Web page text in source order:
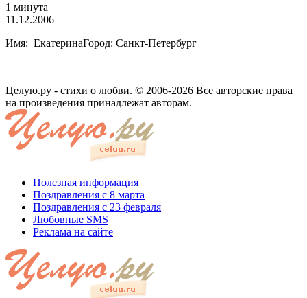
1 минута
11.12.2006
Имя: ЕкатеринаГород: Санкт-Петербург
Целую.ру - стихи о любви. © 2006-2026 Все авторские права
на произведения принадлежат авторам.
Полезная информация
Поздравления с 8 марта
Поздравления с 23 февраля
Любовные SMS
Реклама на сайте